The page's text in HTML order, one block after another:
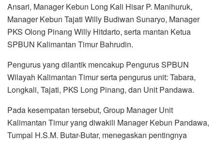
Ansari, Manager Kebun Long Kali Hisar P. Manihuruk,
Manager Kebun Tajati Willy Budiwan Sunaryo, Manager
PKS Olong Pinang Willy Hitdarto, serta mantan Ketua
SPBUN Kalimantan Timur Bahrudin.
Pengurus yang dilantik mencakup Pengurus SPBUN
Wilayah Kalimantan Timur serta pengurus unit: Tabara,
Longkali, Tajati, PKS Long Pinang, dan Unit Pandawa.
Pada kesempatan tersebut, Group Manager Unit
Kalimantan Timur yang diwakili Manager Kebun Pandawa,
Tumpal H.S.M. Butar-Butar, menegaskan pentingnya